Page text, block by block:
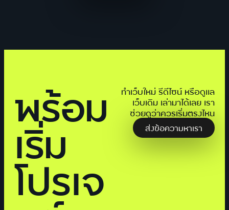
พร้อม
เริ่ม
โปรเจ
ทำเว็บใหม่ รีดีไซน์ หรือดูแล
เว็บเดิม เล่ามาได้เลย เรา
ช่วยดูว่าควรเริ่มตรงไหน
ส่งข้อความหาเรา